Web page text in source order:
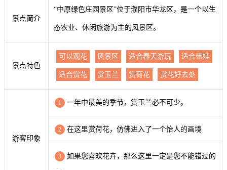
景点简介
“中原绿色庄园景区”位于濮阳市华龙区，是一个以生
态农业、休闲旅游为主的风景区。
景点特色
可以观花 风景区 适合春天游玩 适合带娃
适合赏花 赏玉兰 赏荷花 赏花好去处
游客印象
1 一年中最美的季节，赏玉兰必不可少。
2 在这里赏荷花，仿佛进入了一个怡人的画境
3 如果您喜欢花卉，那么这里一定是您不能错过的